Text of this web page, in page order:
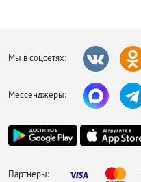
Мы в соцсетях:
Мессенджеры:
Партнеры: